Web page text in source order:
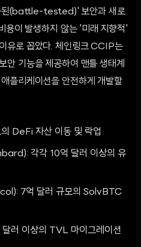
된(battle-tested)' 보안과 새로
용이 발생하지 않는 '미래 지향적'
유로 꼽았다. 체인링크 CCIP는
안 기능을 제공하여 맨틀 생태계
플리케이션을 안전하게 개발할
DeFi 자산 이동 및 락업
각각 10억 달러 이상의 유
7억 달러 규모의 SolvBTC
러 이상의 TVL 마이그레이션